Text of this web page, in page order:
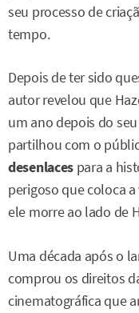
seu processo de
tempo.
Depois de ter sido
autor revelou que
um ano depois do
partilhou com o
desenlaces para a
perigoso que coloca
ele morre ao lado de
Uma década após o
comprou os direitos
cinematográfica que